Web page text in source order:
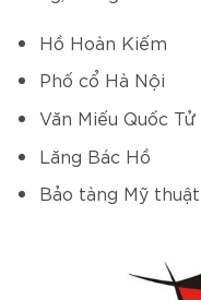
Hồ Hoàn Kiếm
Phố cổ Hà Nội
Văn Miếu Quốc Tử
Lăng Bác Hồ
Bảo tàng Mỹ